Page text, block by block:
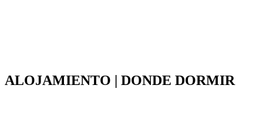
ALOJAMIENTO | DONDE DORMIR